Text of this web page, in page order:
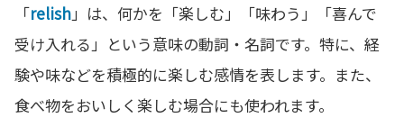
「relish」は、何かを「楽しむ」「味わう」「喜んで
受け入れる」という意味の動詞・名詞です。特に、経
験や味などを積極的に楽しむ感情を表します。また、
食べ物をおいしく楽しむ場合にも使われます。